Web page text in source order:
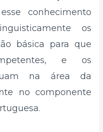
conhecimento
os
básica para que
e os
na área da
no componente